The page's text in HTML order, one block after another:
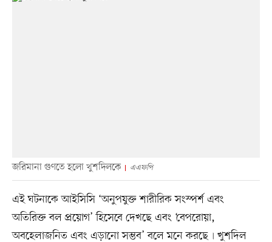
জরিমানা গুণতে হলো খুশদিলকে এএফপি
এই ঘটনাকে আইসিসি ‘অনুপযুক্ত শারীরিক সংস্পর্শ এবং
অতিরিক্ত বল প্রয়োগ’ হিসেবে দেখছে এবং ‘বেপরোয়া,
অবহেলাজনিত এবং এড়ানো সম্ভব’ বলে মনে করছে৷ খুশদিল